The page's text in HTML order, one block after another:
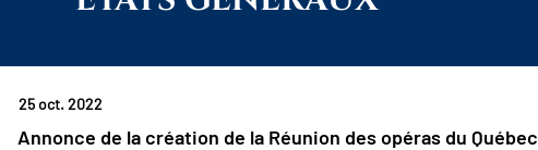
25 oct. 2022
Annonce de la création de la Réunion des opéras du Québec